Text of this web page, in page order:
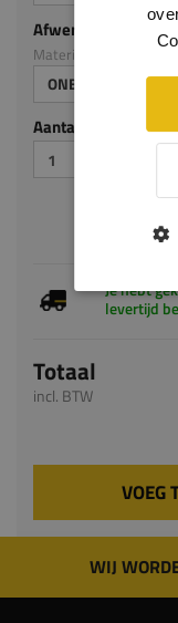
Afwerking
Materiaal: Grenen
ONBEHANDELD
Aantal stuks
Je hebt
levertijd
Totaal
incl. BTW
VOEG
WIJ